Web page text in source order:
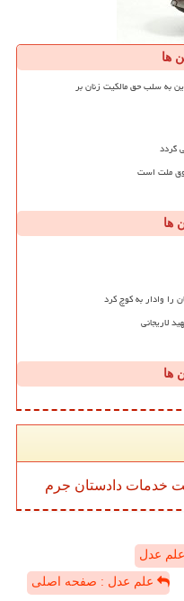
ها
به سلب حق مالکیت زنان بر
گردد
ملت است
ها
را وادار به کوچ کرد
لاریجانی
ها
خدمات دادستان جرم
عدل
علم عدل : صفحه اصلی